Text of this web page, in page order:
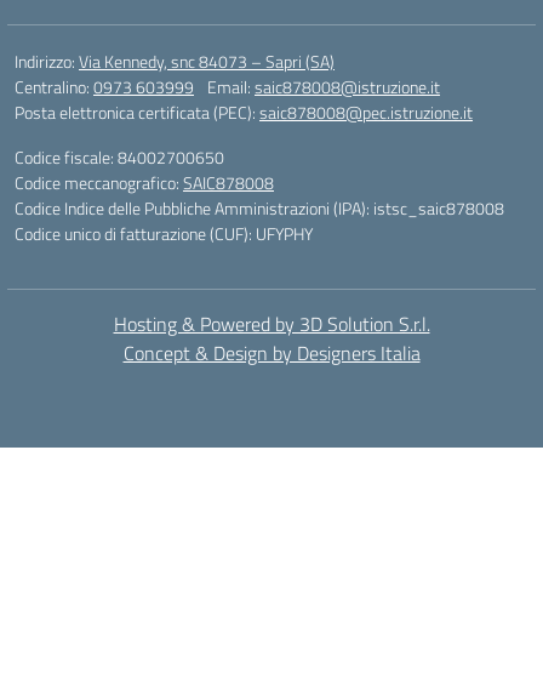
Indirizzo:Via Kennedy, snc 84073 – Sapri (SA)
Centralino:0973 603999 Email:saic878008@istruzione.it
Posta elettronica certificata (PEC):saic878008@pec.istruzione.it
Codice fiscale: 84002700650
Codice meccanografico:SAIC878008
Codice Indice delle Pubbliche Amministrazioni (IPA): istsc_saic878008
Codice unico di fatturazione (CUF): UFYPHY
Hosting & Powered by 3D Solution S.r.l.
Concept & Design by Designers Italia